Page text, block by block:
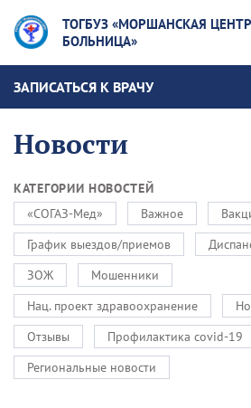
ТОГБУЗ «МОРШАНСКАЯ
БОЛЬНИЦА»
ЗАПИСАТЬСЯ К ВРАЧУ
Новости
КАТЕГОРИИ НОВОСТЕЙ
«СОГАЗ-Мед»
Важное
График выездов/приемов
ЗОЖ
Мошенники
Нац. проект здравоохранение
Отзывы
Профилактика covid-19
Региональные новости